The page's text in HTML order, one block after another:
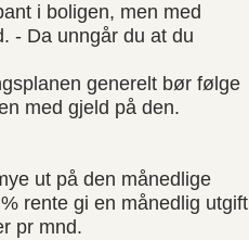
i boligen, men med
- Da unngår du at du
generelt bør følge
med gjeld på den.
ut på den månedlige
rente gi en månedlig utgift
pr mnd.